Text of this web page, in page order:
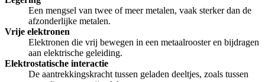
Een mengsel van twee of meer metalen, vaak sterker dan de
afzonderlijke metalen.
Vrije elektronen
Elektronen die vrij bewegen in een metaalrooster en bijdragen
aan elektrische geleiding.
Elektrostatische interactie
De aantrekkingskracht tussen geladen deeltjes, zoals tussen